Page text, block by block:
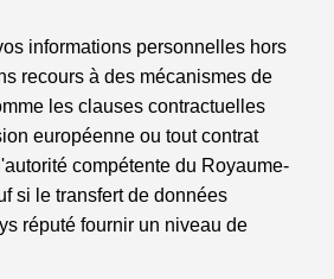
informations personnelles hors
recours à des mécanismes de
les clauses contractuelles
européenne ou tout contrat
compétente du Royaume-
si le transfert de données
réputé fournir un niveau de